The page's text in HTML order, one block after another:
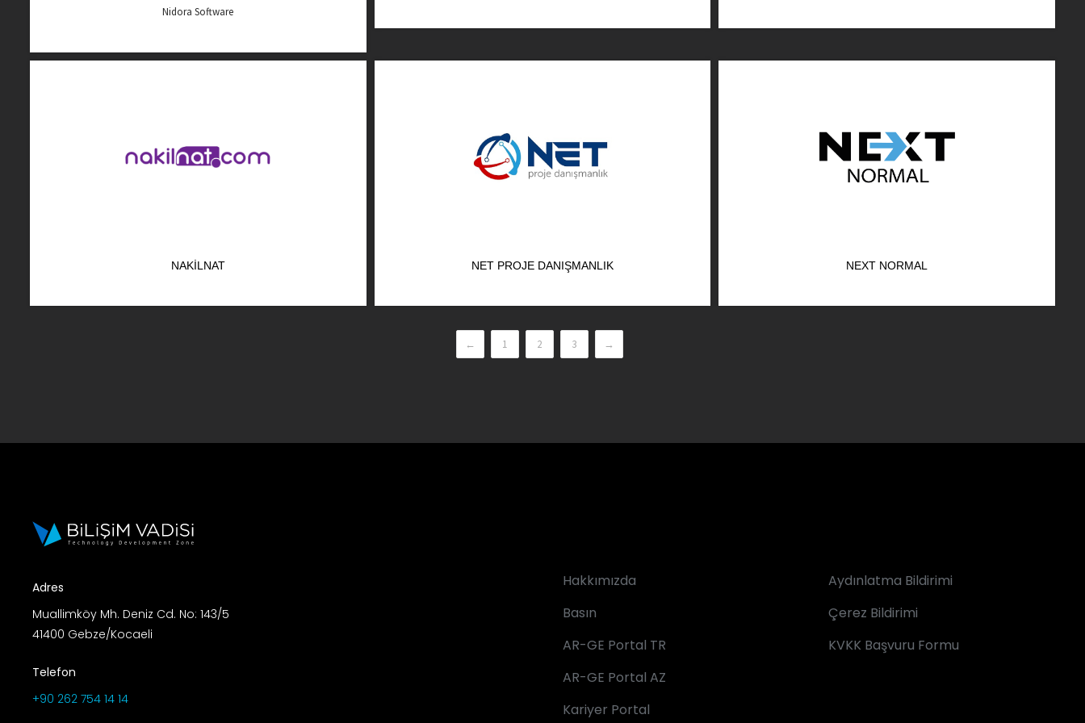
Nidora Software
NAKILNAT NET PROJE DANIŞMANLIK NEXT NORMAL
← 1 2 3 →
Adres
Muallimköy Mh. Deniz Cd. No: 143/5
41400 Gebze/Kocaeli
Telefon
+90 262 754 14 14
Hakkımızda
Basın
AR-GE Portal TR
AR-GE Portal AZ
Kariyer Portal
Aydınlatma Bildirimi
Çerez Bildirimi
KVKK Başvuru Formu